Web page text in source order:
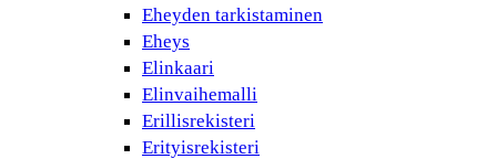
Eheyden tarkistaminen
Eheys
Elinkaari
Elinvaihemalli
Erillisrekisteri
Erityisrekisteri